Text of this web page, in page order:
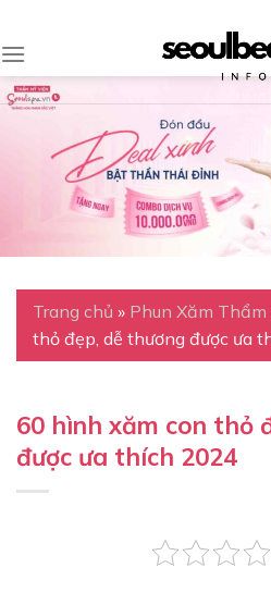
content
Trang chủ » Phun Xăm Thẩm
thỏ đẹp, dễ thương được ưa
60 hình xăm con thỏ
được ưa thích 2024